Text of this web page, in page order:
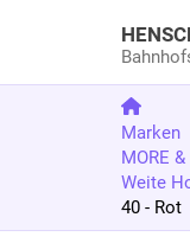
Marken
MORE &
Weite
40 - Rot